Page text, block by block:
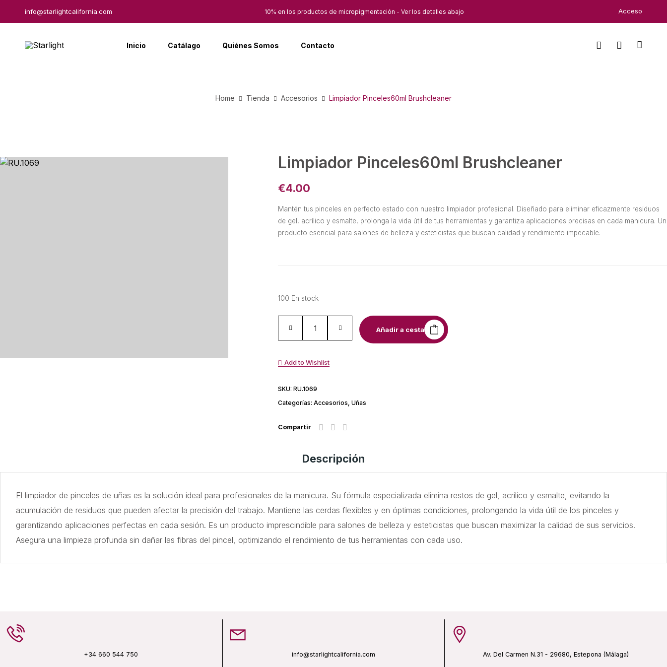
info@starlightcalifornia.com 10% en los productos de micropigmentación - Ver los detalles abajo Acceso
Inicio Catálago Quiénes Somos Contacto
Home Tienda Accesorios Limpiador Pinceles60ml Brushcleaner
Limpiador Pinceles60ml Brushcleaner
Mantén tus pinceles en perfecto estado con nuestro limpiador profesional. Diseñado para eliminar eficazmente residuos
de gel, acrílico y esmalte, prolonga la vida útil de tus herramientas y garantiza aplicaciones precisas en cada manicura. Un
producto esencial para salones de belleza y esteticistas que buscan calidad y rendimiento impecable.
€4.00
100 En stock
Añadir a cesta
Add to Wishlist
SKU: RU.1069
Categorías: Accesorios, Uñas
Compartir
Descripción
El limpiador de pinceles de uñas es la solución ideal para profesionales de la manicura. Su fórmula especializada elimina restos de gel, acrílico y esmalte, evitando la
acumulación de residuos que pueden afectar la precisión del trabajo. Mantiene las cerdas flexibles y en óptimas condiciones, prolongando la vida útil de los pinceles y
garantizando aplicaciones perfectas en cada sesión. Es un producto imprescindible para salones de belleza y esteticistas que buscan maximizar la calidad de sus servicios.
Asegura una limpieza profunda sin dañar las fibras del pincel, optimizando el rendimiento de tus herramientas con cada uso.
+34 660 544 750 info@starlightcalifornia.com Av. Del Carmen N.31 - 29680, Estepona (Málaga)